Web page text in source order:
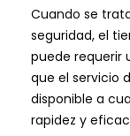
Cuando se
seguridad, el
puede requerir
que el servicio
disponible a
rapidez y